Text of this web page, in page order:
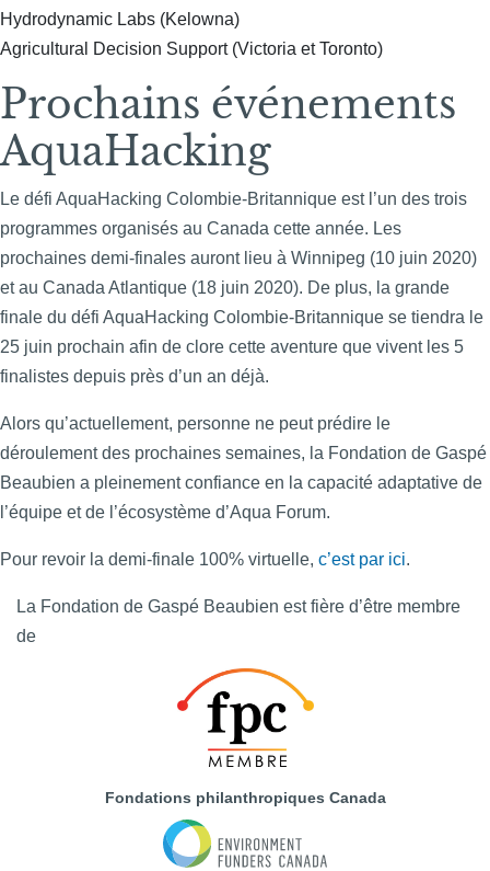
Hydrodynamic Labs (Kelowna)
Agricultural Decision Support (Victoria et Toronto)
Prochains événements
AquaHacking
Le défi AquaHacking Colombie-Britannique est l’un des trois
programmes organisés au Canada cette année. Les
prochaines demi-finales auront lieu à Winnipeg (10 juin 2020)
et au Canada Atlantique (18 juin 2020). De plus, la grande
finale du défi AquaHacking Colombie-Britannique se tiendra le
25 juin prochain afin de clore cette aventure que vivent les 5
finalistes depuis près d’un an déjà.
Alors qu’actuellement, personne ne peut prédire le
déroulement des prochaines semaines, la Fondation de Gaspé
Beaubien a pleinement confiance en la capacité adaptative de
l’équipe et de l’écosystème d’Aqua Forum.
Pour revoir la demi-finale 100% virtuelle, c’est par ici.
La Fondation de Gaspé Beaubien est fière d’être membre
de
Fondations philanthropiques Canada